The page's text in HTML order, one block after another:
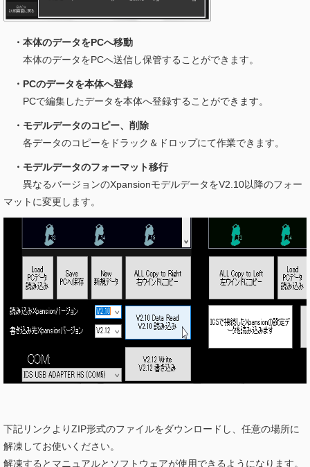
・本体のデータをPCへ移動
本体のデータをPCへ送信し保管することができます。
・PCのデータを本体へ登録
PCで編集したデータを本体へ登録することができます。
・モデルデータのコピー、削除
各データのコピーをドラック＆ドロップにて作業できます。
・モデルデータのフォーマット移行
異なるバージョンのXpansionモデルデータをV2.10以降のフォー
マットに変更します。
下記リンクよりZIP形式のファイルをダウンロードし、任意の場所に
解凍してお使いください。
解凍するとマニュアルとソフトウェアが使用できるようになります。